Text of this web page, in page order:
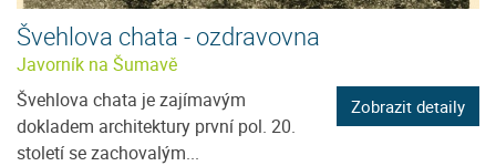
Švehlova chata - ozdravovna
Javorník na Šumavě
Švehlova chata je zajímavým
dokladem architektury první pol. 20.
století se zachovalým...
Zobrazit detaily